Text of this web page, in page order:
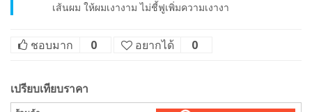
เส้นผม ให้ผมเงางาม ไม่ชี้ฟู​เพิ่มความเงางา
ชอบมาก 0 อยากได้ 0
เปรียบเทียบราคา